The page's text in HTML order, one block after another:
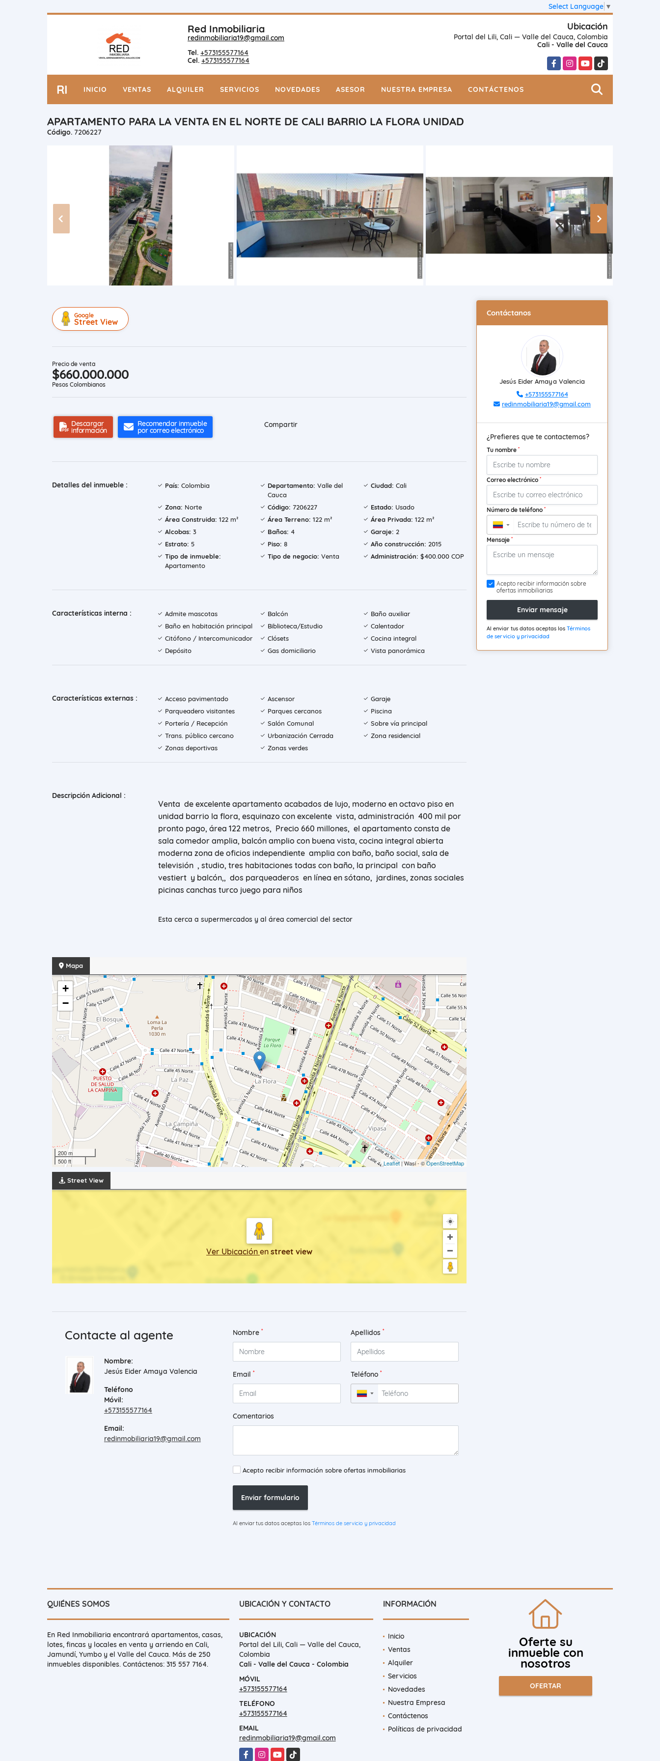
Select Language ▼
Red Inmobiliaria
redinmobiliaria19@gmail.com
Tel. +573155577164
Cel. +573155577164
Ubicación
Portal del Lili, Cali — Valle del Cauca, Colombia
Cali - Valle del Cauca
FacebookInstagramYouTubeTikTok
RI INICIO VENTAS ALQUILER SERVICIOS NOVEDADES ASESOR NUESTRA EMPRESA CONTÁCTENOS
APARTAMENTO PARA LA VENTA EN EL NORTE DE CALI BARRIO LA FLORA UNIDAD
Código. 7206227
Google
Street View
Precio de venta
$660.000.000
Pesos Colombianos
Descargar
información
Recomendar inmueble
por correo electrónico
Compartir
Detalles del inmueble : País: Colombia Departamento: Valle del
Cauca
Ciudad: Cali
Zona: Norte Código: 7206227 Estado: Usado
Área Construida: 122 m² Área Terreno: 122 m² Área Privada: 122 m²
Alcobas: 3 Baños: 4 Garaje: 2
Estrato: 5 Piso: 8 Año construcción: 2015
Tipo de inmueble:
Apartamento
Tipo de negocio: Venta Administración: $400.000 COP
Características interna : Admite mascotas Balcón
Baño auxiliar
Baño en habitación principal
Biblioteca/Estudio
Calentador
Citófono / Intercomunicador
Clósets
Cocina integral
Depósito
Gas domiciliario Vista panorámica
Características externas : Acceso pavimentado Ascensor
Garaje
Parqueadero visitantes
Parques cercanos
Piscina
Portería / Recepción
Salón Comunal
Sobre vía principal
Trans. público cercano
Urbanización Cerrada
Zona residencial
Zonas deportivas
Zonas verdes
Descripción Adicional :
Venta de excelente apartamento acabados de lujo, moderno en octavo piso en
unidad barrio la flora, esquinazo con excelente vista, administración 400 mil por
pronto pago, área 122 metros, Precio 660 millones, el apartamento consta de
sala comedor amplia, balcón amplio con buena vista, cocina integral abierta
moderna zona de oficios independiente amplia con baño, baño social, sala de
televisión , studio, tres habitaciones todas con baño, la principal con baño
vestiert y balcón,, dos parqueaderos en línea en sótano, jardines, zonas sociales
picinas canchas turco juego para niños
Esta cerca a supermercados y al área comercial del sector
Mapa
+
−
200 m
500 ft
Leaflet| Wasi - ©OpenStreetMap
Street View
Ver Ubicación en street view
Contacte al agente
Nombre:
Jesús Eider Amaya Valencia
Teléfono
Móvil:
+573155577164
Email:
redinmobiliaria19@gmail.com
Nombre * Apellidos *
Email * Teléfono *
▼
Comentarios
Acepto recibir información sobre ofertas inmobiliarias
Enviar formulario
Al enviar tus datos aceptas los Términos de servicio y privacidad
Contáctanos
Jesús Eider Amaya Valencia
+573155577164
redinmobiliaria19@gmail.com
¿Prefieres que te contactemos?
Tu nombre *
Correo electrónico *
Número de teléfono *
▼
Mensaje *
Acepto recibir información sobre
ofertas inmobiliarias
Enviar mensaje
Al enviar tus datos aceptas los Términos
de servicio y privacidad
QUIÉNES SOMOS
En Red Inmobiliaria encontrará apartamentos, casas,
lotes, fincas y locales en venta y arriendo en Cali,
Jamundí, Yumbo y el Valle del Cauca. Más de 250
inmuebles disponibles. Contáctenos: 315 557 7164.
UBICACIÓN Y CONTACTO
UBICACIÓN
Portal del Lili, Cali — Valle del Cauca,
Colombia
Cali - Valle del Cauca - Colombia
MÓVIL
+573155577164
TELÉFONO
+573155577164
EMAIL
redinmobiliaria19@gmail.com
FacebookInstagramYouTubeTikTok
INFORMACIÓN
Inicio
Ventas
Alquiler
Servicios
Novedades
Nuestra Empresa
Contáctenos
Políticas de privacidad
Oferte su
inmueble con
nosotros
OFERTAR